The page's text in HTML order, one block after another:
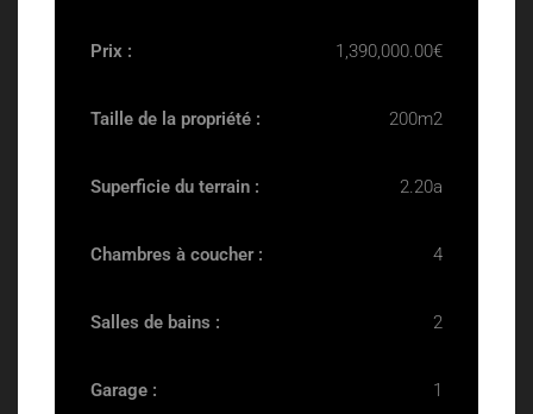
Prix : 1,390,000.00€
Taille de la propriété : 200m2
Superficie du terrain : 2.20a
Chambres à coucher : 4
Salles de bains : 2
Garage : 1